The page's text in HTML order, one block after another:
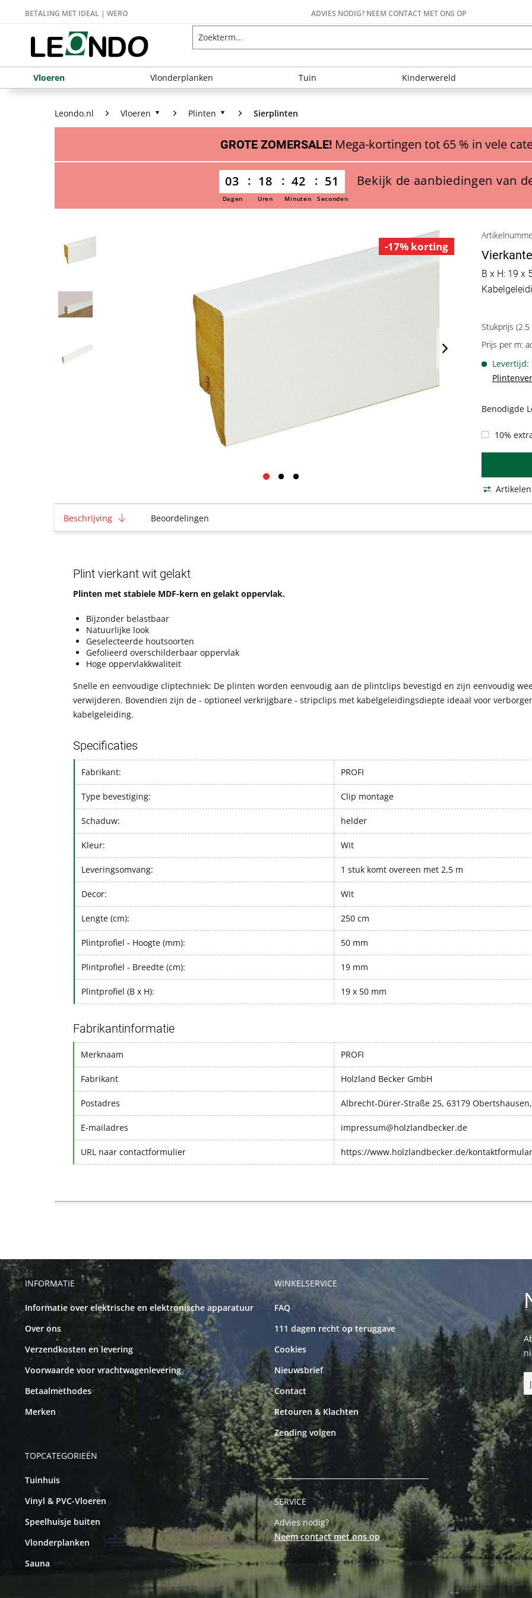
BETALING MET IDEAL | WERO ADVIES NODIG? NEEM CONTACT MET ONS OP
Vloeren Vlonderplanken Tuin Kinderwereld
Leondo.nl Vloeren Plinten Sierplinten
GROTE ZOMERSALE! Mega-kortingen tot 65 % in vele
03 18 42 50
Dagen Uren Minuten Seconden
Bekijk de aanbiedingen van
-17% korting
B x H: 19 x
Stukprijs (2.5
Prijs per m:
Levertijd:
Benodigde
10%
Beschrijving Beoordelingen
Plint vierkant wit gelakt
Plinten met stabiele MDF-kern en gelakt oppervlak.
Bijzonder belastbaar
Natuurlijke look
Geselecteerde houtsoorten
Gefolieerd overschilderbaar oppervlak
Hoge oppervlakkwaliteit
Snelle en eenvoudige cliptechniek: De plinten worden eenvoudig aan de plintclips bevestigd en zijn eenvoudig
verwijderen. Bovendien zijn de - optioneel verkrijgbare - stripclips met kabelgeleidingsdiepte ideaal voor
kabelgeleiding.
Specificaties
Fabrikant: PROFI
Type bevestiging: Clip montage
Schaduw: helder
Kleur: Wit
Leveringsomvang: 1 stuk komt overeen met 2,5 m
Decor: Wit
Lengte (cm): 250 cm
Plintprofiel - Hoogte (mm): 50 mm
Plintprofiel - Breedte (cm): 19 mm
Plintprofiel (B x H): 19 x 50 mm
Fabrikantinformatie
Merknaam PROFI
Fabrikant Holzland Becker GmbH
Postadres Albrecht-Dürer-Straße 25, 63179
E-mailadres impressum@holzlandbecker.de
URL naar contactformulier https://www.holzlandbecker.de/kontaktformular
INFORMATIE
Informatie over elektrische en elektronische apparatuur
Over ons
Verzendkosten en levering
Voorwaarde voor vrachtwagenlevering
Betaalmethodes
Merken
TOPCATEGORIEËN
Tuinhuis
Vinyl & PVC-Vloeren
Speelhuisje buiten
Vlonderplanken
Sauna
WINKELSERVICE
FAQ
111 dagen recht op teruggave
Cookies
Nieuwsbrief
Contact
Retouren & Klachten
Zending volgen
SERVICE
Advies nodig?
Neem contact met ons op